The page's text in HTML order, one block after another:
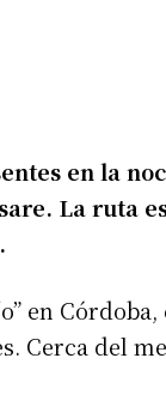
en la
La ruta
en
Cerca del